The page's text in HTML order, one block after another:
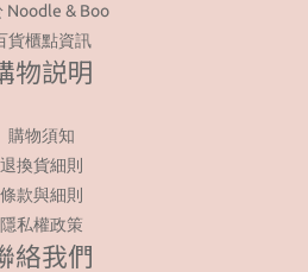
合一洗髮沐浴乳，
Noodle & Boo
貨櫃點資訊
物説明
購物須知
退換貨細則
條款與細則
隱私權政策
絡我們